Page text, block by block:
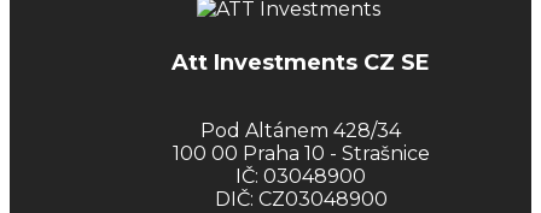
Att Investments CZ SE
Pod Altánem 428/34
100 00 Praha 10 - Strašnice
IČ: 03048900
DIČ: CZ03048900